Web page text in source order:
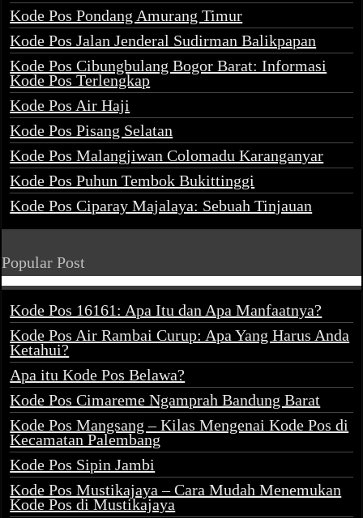
Kode Pos Pondang Amurang Timur
Kode Pos Jalan Jenderal Sudirman Balikpapan
Kode Pos Cibungbulang Bogor Barat: Informasi
Kode Pos Terlengkap
Kode Pos Air Haji
Kode Pos Pisang Selatan
Kode Pos Malangjiwan Colomadu Karanganyar
Kode Pos Puhun Tembok Bukittinggi
Kode Pos Ciparay Majalaya: Sebuah Tinjauan
Popular Post
Kode Pos 16161: Apa Itu dan Apa Manfaatnya?
Kode Pos Air Rambai Curup: Apa Yang Harus Anda
Ketahui?
Apa itu Kode Pos Belawa?
Kode Pos Cimareme Ngamprah Bandung Barat
Kode Pos Mangsang – Kilas Mengenai Kode Pos di
Kecamatan Palembang
Kode Pos Sipin Jambi
Kode Pos Mustikajaya – Cara Mudah Menemukan
Kode Pos di Mustikajaya